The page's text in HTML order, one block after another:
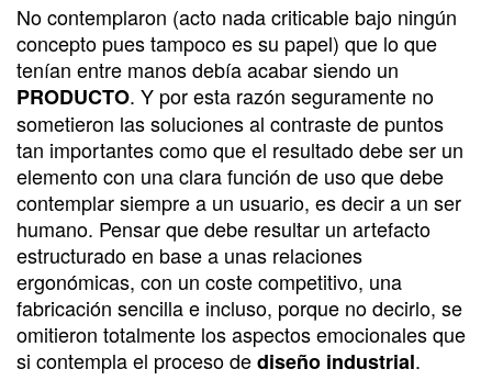
No contemplaron (acto nada criticable bajo ningún
concepto pues tampoco es su papel) que lo que
tenían entre manos debía acabar siendo un
PRODUCTO. Y por esta razón seguramente no
sometieron las soluciones al contraste de puntos
tan importantes como que el resultado debe ser un
elemento con una clara función de uso que debe
contemplar siempre a un usuario, es decir a un ser
humano. Pensar que debe resultar un artefacto
estructurado en base a unas relaciones
ergonómicas, con un coste competitivo, una
fabricación sencilla e incluso, porque no decirlo, se
omitieron totalmente los aspectos emocionales que
si contempla el proceso dediseño industrial.